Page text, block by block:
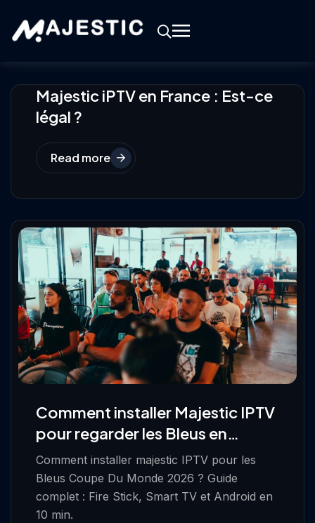
Majestic iPTV en France : Est-ce
légal ?
Read more
Comment installer Majestic IPTV
pour regarder les Bleus en
Coupe du Monde 2026?
Comment installer majestic IPTV pour les
Bleus Coupe Du Monde 2026 ? Guide
complet : Fire Stick, Smart TV et Android en
10 min.